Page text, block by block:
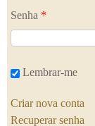
Senha *
Lembrar-me
Criar nova conta
Recuperar senha